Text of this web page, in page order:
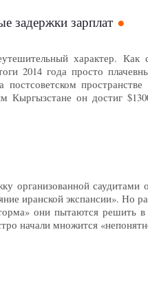
задержки зарплат
характер.
2014 года просто
Кыргызстане он достиг
организованной саудитами
иранской экспансии». Но
они пытаются решить
начали множится